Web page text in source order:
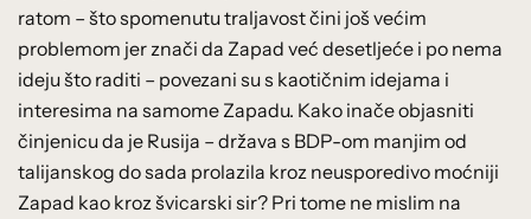
ratom – što spomenutu traljavost čini još većim
problemom jer znači da Zapad već desetljeće i po nema
ideju što raditi – povezani su s kaotičnim idejama i
interesima na samome Zapadu. Kako inače objasniti
činjenicu da je Rusija – država s BDP-om manjim od
talijanskog do sada prolazila kroz neusporedivo moćniji
Zapad kao kroz švicarski sir? Pri tome ne mislim na